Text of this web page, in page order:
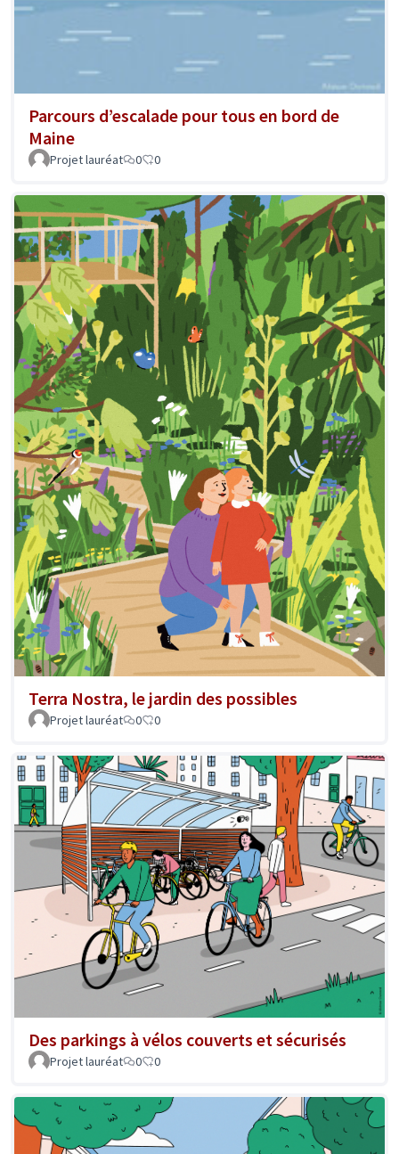
Parcours d’escalade pour tous en bord de
Maine
Projet lauréat 0 0
Terra Nostra, le jardin des possibles
Projet lauréat 0 0
Des parkings à vélos couverts et sécurisés
Projet lauréat 0 0